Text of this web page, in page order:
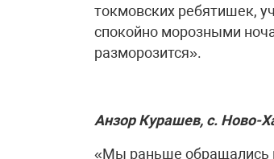
токмовских ребятишек,
спокойно морозными
разморозится».
Анзор Курашев, с. Ново-
«Мы раньше обращались